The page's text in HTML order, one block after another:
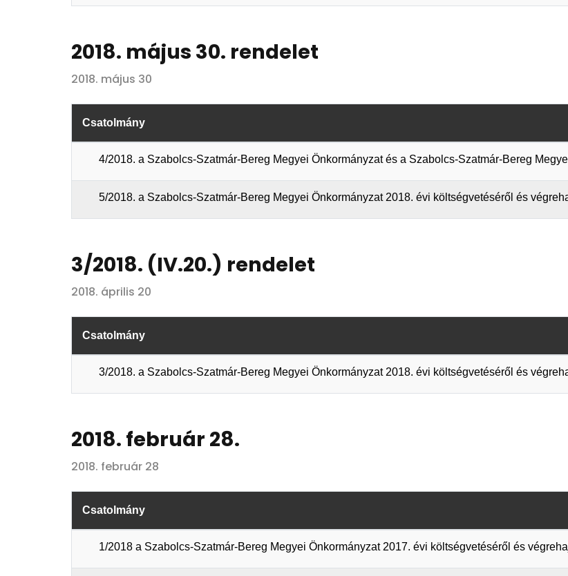
2018. május 30. rendelet
2018. május 30
Csatolmány
4/2018. a Szabolcs-Szatmár-Bereg Megyei Önkormányzat és a Szabolcs-Szatmár-Bereg
5/2018. a Szabolcs-Szatmár-Bereg Megyei Önkormányzat 2018. évi költségvetéséről és
3/2018. (IV.20.) rendelet
2018. április 20
Csatolmány
3/2018. a Szabolcs-Szatmár-Bereg Megyei Önkormányzat 2018. évi költségvetéséről és
2018. február 28.
2018. február 28
Csatolmány
1/2018 a Szabolcs-Szatmár-Bereg Megyei Önkormányzat 2017. évi költségvetéséről és